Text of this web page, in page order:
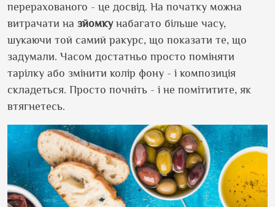
перерахованого - це досвід. На початку можна
витрачати на зйомкунабагато більше часу,
шукаючи той самий ракурс, що показати те, що
задумали. Часом достатньо просто поміняти
тарілку або змінити колір фону - і композиція
складеться. Просто почніть - і не помітитите, як
втягнетесь.